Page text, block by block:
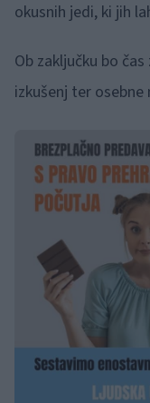
okusnih jedi, ki jih
Ob zaključku bo
izkušenj ter